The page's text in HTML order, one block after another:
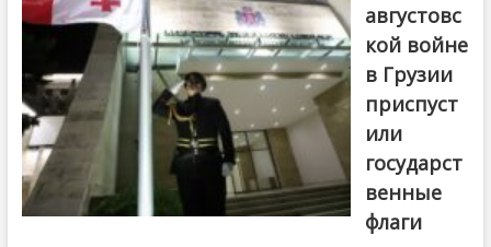
августовс
кой войне
в Грузии
приспуст
или
государст
венные
флаги